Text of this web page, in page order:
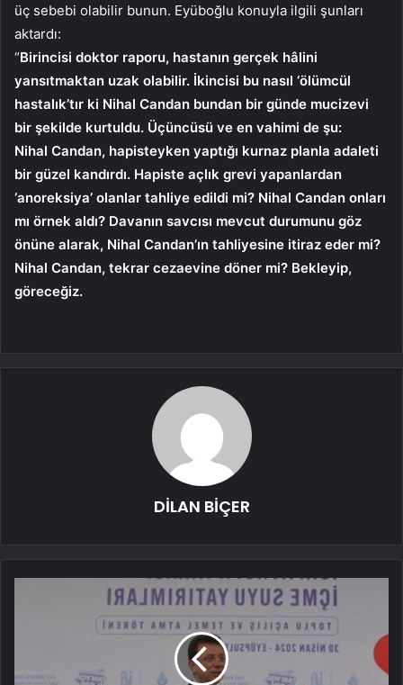
üç sebebi olabilir bunun. Eyüboğlu konuyla ilgili şunları
aktardı:
“Birincisi doktor raporu, hastanın gerçek hâlini
yansıtmaktan uzak olabilir. İkincisi bu nasıl ‘ölümcül
hastalık’tır ki Nihal Candan bundan bir günde mucizevi
bir şekilde kurtuldu. Üçüncüsü ve en vahimi de şu:
Nihal Candan, hapisteyken yaptığı kurnaz planla adaleti
bir güzel kandırdı. Hapiste açlık grevi yapanlardan
‘anoreksiya’ olanlar tahliye edildi mi? Nihal Candan onları
mı örnek aldı? Davanın savcısı mevcut durumunu göz
önüne alarak, Nihal Candan’ın tahliyesine itiraz eder mi?
Nihal Candan, tekrar cezaevine döner mi? Bekleyip,
göreceğiz.
DİLAN BİÇER